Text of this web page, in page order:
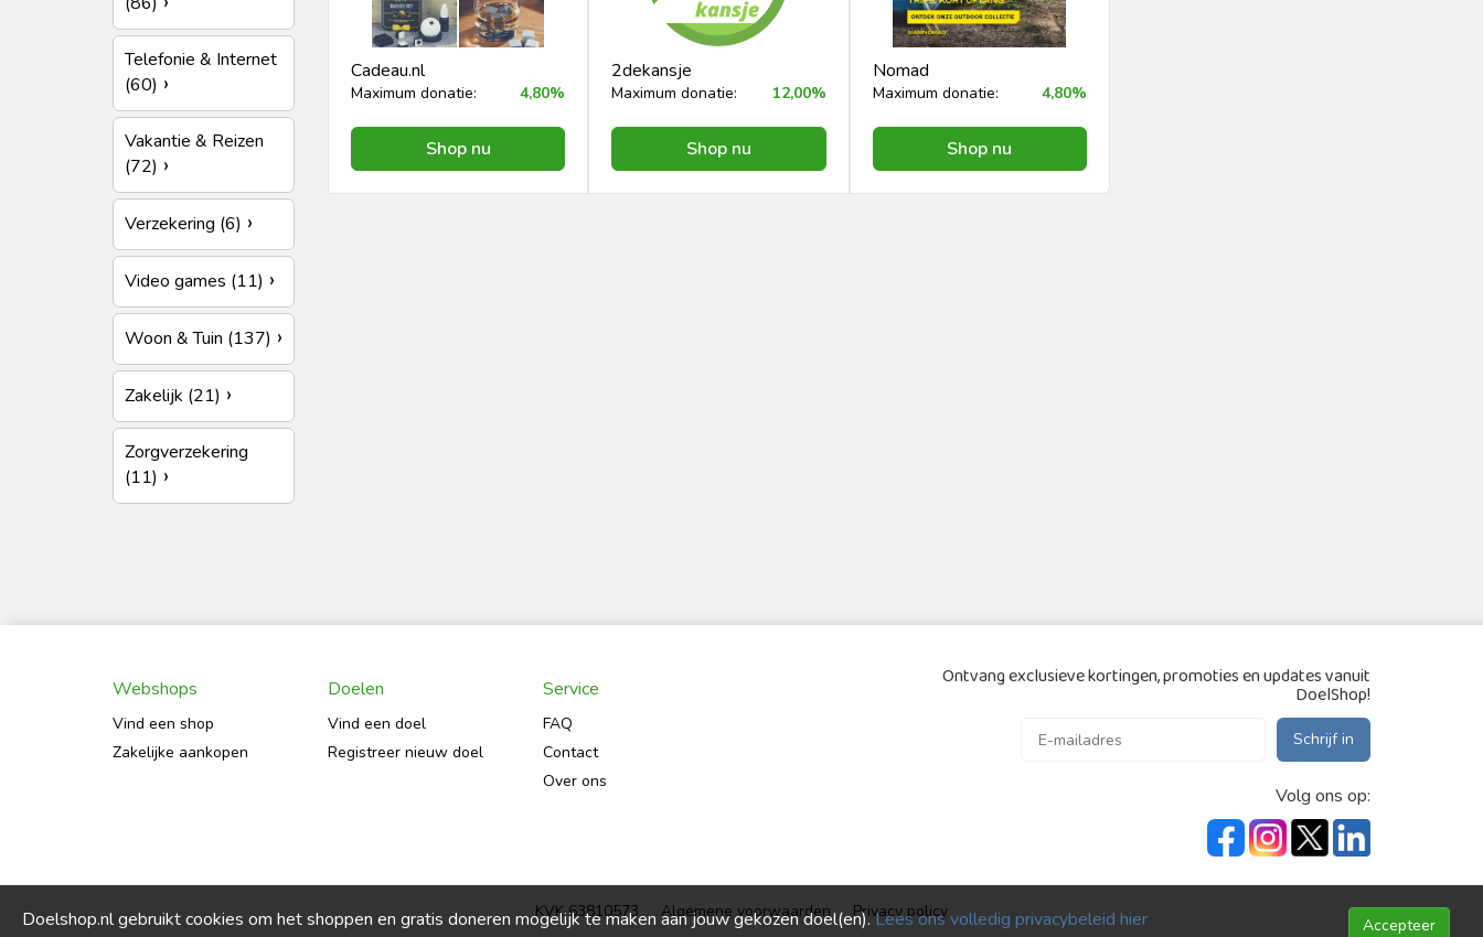
Telefonie & Internet
(60)
Vakantie & Reizen
(72)
Verzekering (6)
Video games (11)
Woon & Tuin (137)
Zakelijk (21)
Zorgverzekering
(11)
Cadeau.nl
Maximum donatie: 4,80%
Shop nu
2dekansje
Maximum donatie: 12,00%
Shop nu
Nomad
Maximum donatie: 4,80%
Shop nu
Webshops
Vind een shop
Zakelijke aankopen
Doelen
Vind een doel
Registreer nieuw doel
Service
FAQ
Contact
Over ons
Ontvang exclusieve kortingen, promoties en updates vanuit
DoelShop!
Schrijf in
Volg ons op:
KVK 63810573 Algemene voorwaarden Privacy policy
Accepteer
Doelshop.nl gebruikt cookies om het shoppen en gratis doneren mogelijk te maken aan jouw gekozen doel(en).Lees ons volledig privacybeleid hier